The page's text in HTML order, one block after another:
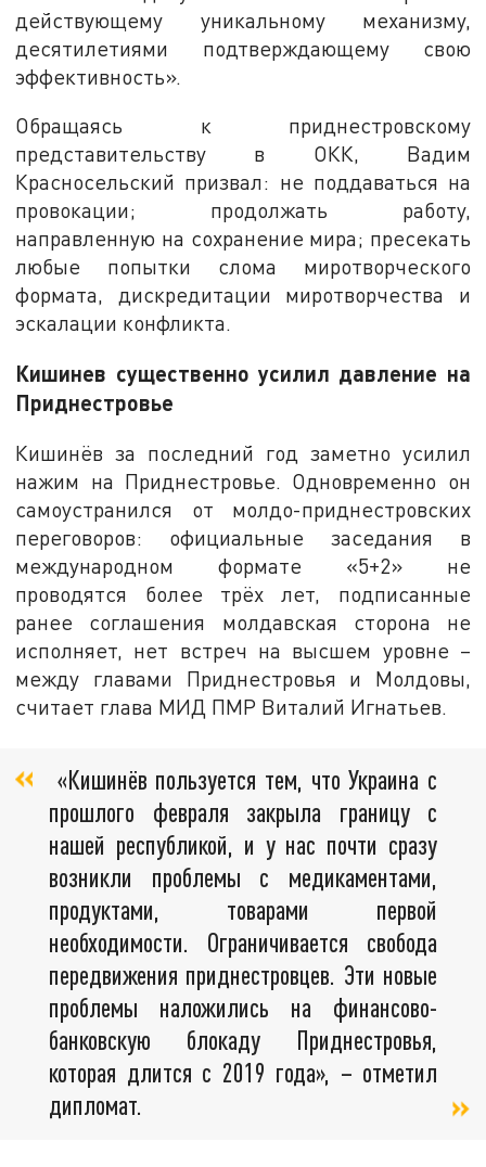
действующему уникальному механизму,
десятилетиями подтверждающему свою
эффективность».
Обращаясь к приднестровскому
представительству в ОКК, Вадим
Красносельский призвал: не поддаваться на
провокации; продолжать работу,
направленную на сохранение мира; пресекать
любые попытки слома миротворческого
формата, дискредитации миротворчества и
эскалации конфликта.
Кишинев существенно усилил давление на
Приднестровье
Кишинёв за последний год заметно усилил
нажим на Приднестровье. Одновременно он
самоустранился от молдо-приднестровских
переговоров: официальные заседания в
международном формате «5+2» не
проводятся более трёх лет, подписанные
ранее соглашения молдавская сторона не
исполняет, нет встреч на высшем уровне –
между главами Приднестровья и Молдовы,
считает глава МИД ПМР Виталий Игнатьев.
«Кишинёв пользуется тем, что Украина с
прошлого февраля закрыла границу с
нашей республикой, и у нас почти сразу
возникли проблемы с медикаментами,
продуктами, товарами первой
необходимости. Ограничивается свобода
передвижения приднестровцев. Эти новые
проблемы наложились на финансово-
банковскую блокаду Приднестровья,
которая длится с 2019 года», – отметил
дипломат.